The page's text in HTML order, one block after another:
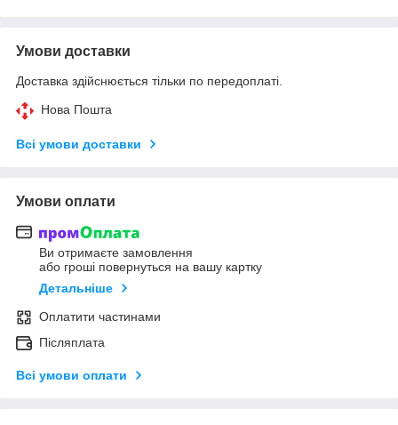
Умови доставки
Доставка здійснюється тільки по передоплаті.
Нова Пошта
Всі умови доставки
Умови оплати
Ви отримаєте замовлення
або гроші повернуться на вашу картку
Детальніше
Оплатити частинами
Післяплата
Всі умови оплати